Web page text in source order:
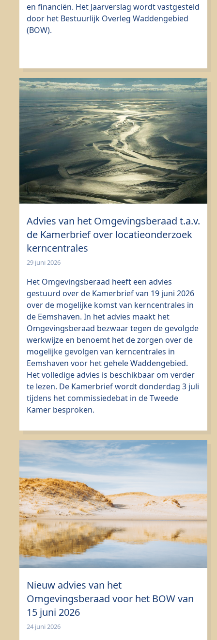
en financiën. Het Jaarverslag wordt vastgesteld
door het Bestuurlijk Overleg Waddengebied
(BOW).
Advies van het Omgevingsberaad t.a.v.
de Kamerbrief over locatieonderzoek
kerncentrales
29 juni 2026
Het Omgevingsberaad heeft een advies
gestuurd over de Kamerbrief van 19 juni 2026
over de mogelijke komst van kerncentrales in
de Eemshaven. In het advies maakt het
Omgevingsberaad bezwaar tegen de gevolgde
werkwijze en benoemt het de zorgen over de
mogelijke gevolgen van kerncentrales in
Eemshaven voor het gehele Waddengebied.
Het volledige advies is beschikbaar om verder
te lezen. De Kamerbrief wordt donderdag 3 juli
tijdens het commissiedebat in de Tweede
Kamer besproken.
Nieuw advies van het
Omgevingsberaad voor het BOW van
15 juni 2026
24 juni 2026